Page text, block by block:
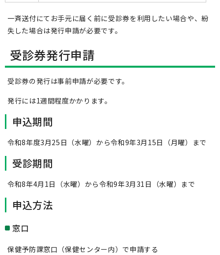
一斉送付にてお手元に届く前に受診券を利用したい場合や、紛
失した場合は発行申請が必要です。
受診券発行申請
受診券の発行は事前申請が必要です。
発行には1週間程度かかります。
申込期間
令和8年度3月25日（水曜）から令和9年3月15日（月曜）まで
受診期間
令和8年4月1日（水曜）から令和9年3月31日（水曜）まで
申込方法
窓口
保健予防課窓口（保健センター内）で申請する